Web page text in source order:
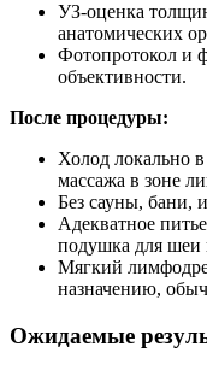
УЗ‑оценка
анатомических
Фотопротокол и
объективности.
После процедуры:
Холод локально
массажа в зоне
Без сауны, бани,
Адекватное
подушка для шеи
Мягкий
назначению,
Ожидаемые